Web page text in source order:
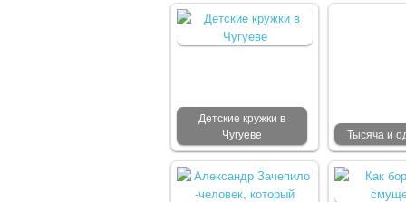
Детские кружки в
Чугуеве
Тысяча и